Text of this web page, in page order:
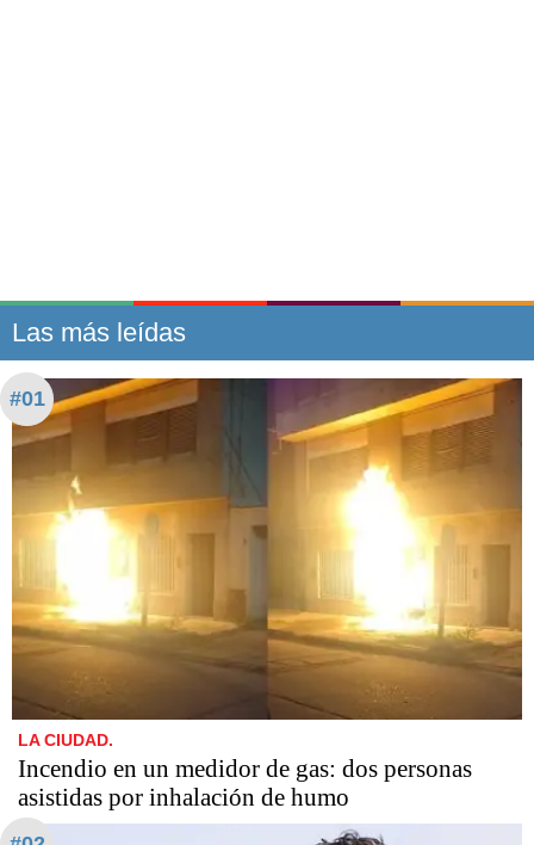
Las más leídas
#01
LA CIUDAD.
Incendio en un medidor de gas: dos personas
asistidas por inhalación de humo